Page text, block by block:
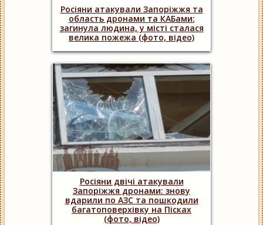
Росіяни атакували Запоріжжя та
область дронами та КАБами:
загинула людина, у місті сталася
велика пожежа (фото, відео)
Росіяни двічі атакували
Запоріжжя дронами: знову
вдарили по АЗС та пошкодили
багатоповерхівку на Пісках
(фото, відео)